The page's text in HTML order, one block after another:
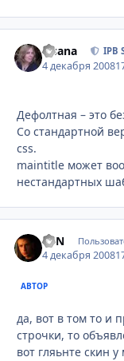
Fisana IPB
4 декабря 2008
Дефолтная – это
Со стандартной
css.
maintitle может
нестандартных
EVN
4 декабря 2008
АВТОР
да, вот в том то и
строчки, то
вот гляьнте скин